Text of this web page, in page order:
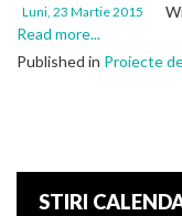
Luni, 23 Martie 2015
Read more...
Published in Proiecte
STIRI